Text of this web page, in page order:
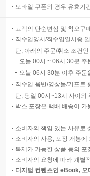
모바일 쿠폰의 경우 유효기
고객의 단순변심 및 착오구
직수입양서/직수입일서중
단, 아래의 주문/취소 조건
오늘 00시 ~ 06시 30분
오늘 06시 30분 이후 주
직수입 음반/영상물/기프트
단, 당일 00시~13시 사이의
박스 포장은 택배 배송이
소비자의 책임 있는 사유로
소비자의 사용, 포장 개봉
복제가 가능한 상품 등의
소비자의 요청에 따라 개별
디지털 컨텐츠인 eBook,